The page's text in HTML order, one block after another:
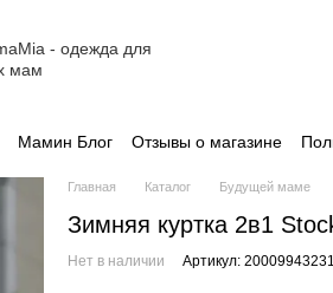
Мамин Блог Отзывы о магазине
Главная Каталог Будущей маме
Зимняя куртка 2в1
Нет в наличии Артикул: